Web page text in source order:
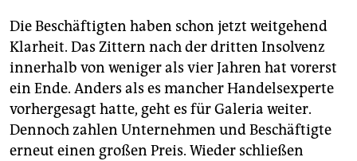
Die Beschäftigten haben schon jetzt weitgehend
Klarheit. Das Zittern nach der dritten Insolvenz
innerhalb von weniger als vier Jahren hat vorerst
ein Ende. Anders als es mancher Handelsexperte
vorhergesagt hatte, geht es für Galeria weiter.
Dennoch zahlen Unternehmen und Beschäftigte
erneut einen großen Preis. Wieder schließen